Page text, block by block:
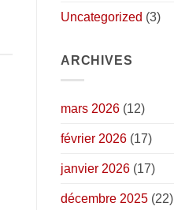
Uncategorized (3)
ARCHIVES
mars 2026 (12)
février 2026 (17)
janvier 2026 (17)
décembre 2025 (22)